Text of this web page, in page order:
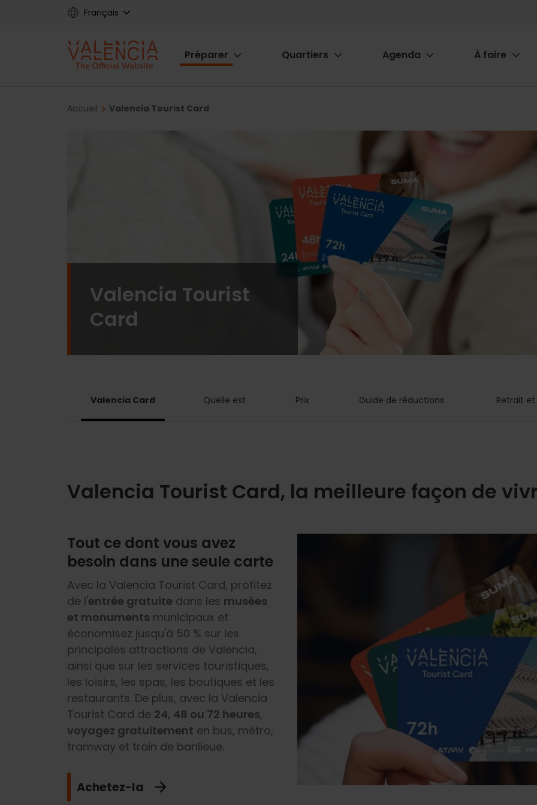
Français
Main
Préparer Quartiers Agenda À faire
Breadcrumb
Accueil Valencia Tourist Card
Valencia Tourist
Card
Valencia Card Quelle est Prix Guide de réductions Retrait
Valencia Tourist Card, la meilleure façon de
Tout ce dont vous avez
besoin dans une seule carte
Avec la Valencia Tourist Card, profitez
de l'entrée gratuite dans les musées
et monuments municipaux et
économisez jusqu'à 50 % sur les
principales attractions de Valencia,
ainsi que sur les services touristiques,
les loisirs, les spas, les boutiques et les
restaurants. De plus, avec la Valencia
Tourist Card de 24, 48 ou 72 heures,
voyagez gratuitement en bus, métro,
tramway et train de banlieue.
Achetez-la